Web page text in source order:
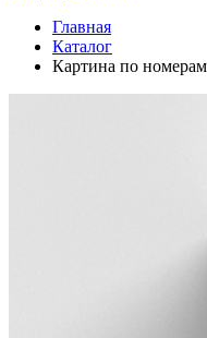
Главная
Каталог
Картина по